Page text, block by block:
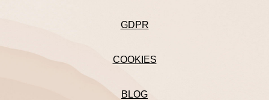
GDPR
COOKIES
BLOG